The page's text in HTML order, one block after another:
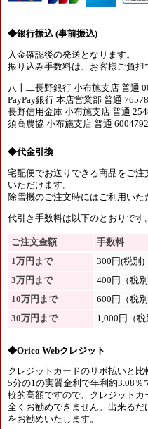
◆銀行振込 (事前振込)
入金確認後の発送となります。
振り込み手数料は、お客様ご負担
八十二長野銀行 小布施支店 普通
PayPay銀行 本店営業部 普通
長野信用金庫 小布施支店 普通
須高農協 小布施支店 普通 6004792
◆代金引換
宅配便でお送りできる商品をご注
いただけます。
除雪機のご注文時にはご利用いた
代引き手数料は以下のとおりです。
ご注文金額
手数料
1万円まで
300円(税別)
3万円まで
400円（税別
10万円まで
600円（税別
30万円まで
1,000円（税
◆Orico Webクレジット
クレジットカードのリボ払いと比
5分の1の実質金利で年利約3.08％
較的高額ですので、クレジットカ
全くお勧めできません。出来るだ
をお勧めいたします。